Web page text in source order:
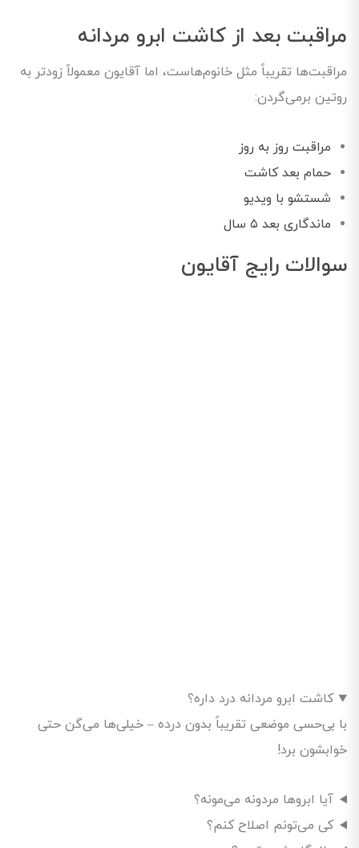
مراقبت بعد از کاشت ابرو مردانه
مراقبت‌ها تقریباً مثل خانوم‌هاست، اما آقایون معمولاً زودتر به
روتین برمی‌گردن:
مراقبت روز به روز
حمام بعد کاشت
شستشو با ویدیو
ماندگاری بعد ۵ سال
سوالات رایج آقایون
کاشت ابرو مردانه درد داره؟
با بی‌حسی موضعی تقریباً بدون درده – خیلی‌ها می‌گن حتی
خوابشون برد!
آیا ابروها مردونه می‌مونه؟
کی می‌تونم اصلاح کنم؟